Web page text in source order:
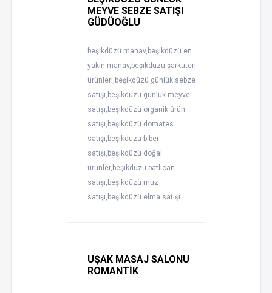
MEYVE SEBZE SATIŞI
GÜDÜOĞLU
beşikdüzü manav,beşikdüzü en
yakın manav,beşikdüzü şarküteri
ürünleri,beşikdüzü günlük sebze
satışı,beşikdüzü günlük meyve
satışı,beşikdüzü organik ürün
satışı,beşikdüzü domates
satışı,beşikdüzü biber
satışı,beşikdüzü doğal
ürünler,beşikdüzü patlıcan
satışı,beşikdüzü muz
satışı,beşikdüzü elma satışı
UŞAK MASAJ SALONU
ROMANTİK